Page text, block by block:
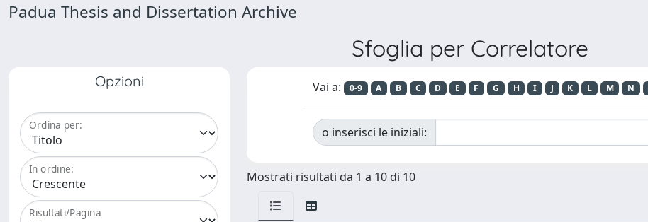
Padua Thesis and Dissertation Archive
Sfoglia per Correlatore
Opzioni
Ordina per:
In ordine:
Risultati/Pagina
Vai a: 0-9 A B C D E F G H I J K L M N
o inserisci le iniziali:
Mostrati risultati da 1 a 10 di 10